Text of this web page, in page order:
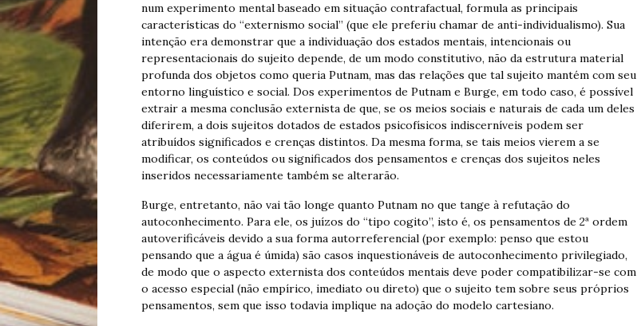
num experimento mental baseado em situação contrafactual, formula as principais
características do “externismo social” (que ele preferiu chamar de anti-individualismo). Sua
intenção era demonstrar que a individuação dos estados mentais, intencionais ou
representacionais do sujeito depende, de um modo constitutivo, não da estrutura material
profunda dos objetos como queria Putnam, mas das relações que tal sujeito mantém com seu
entorno linguístico e social. Dos experimentos de Putnam e Burge, em todo caso, é possível
extrair a mesma conclusão externista de que, se os meios sociais e naturais de cada um deles
diferirem, a dois sujeitos dotados de estados psicofísicos indiscerníveis podem ser
atribuídos significados e crenças distintos. Da mesma forma, se tais meios vierem a se
modificar, os conteúdos ou significados dos pensamentos e crenças dos sujeitos neles
inseridos necessariamente também se alterarão.
Burge, entretanto, não vai tão longe quanto Putnam no que tange à refutação do
autoconhecimento. Para ele, os juízos do “tipo cogito”, isto é, os pensamentos de 2ª ordem
autoverificáveis devido a sua forma autorreferencial (por exemplo: penso que estou
pensando que a água é úmida) são casos inquestionáveis de autoconhecimento privilegiado,
de modo que o aspecto externista dos conteúdos mentais deve poder compatibilizar-se com
o acesso especial (não empírico, imediato ou direto) que o sujeito tem sobre seus próprios
pensamentos, sem que isso todavia implique na adoção do modelo cartesiano.